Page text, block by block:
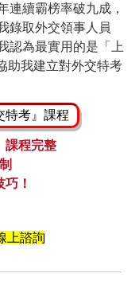
連續霸榜率破九成，
錄取外交領事人員
認為最實用的是「上
助我建立對外交特考
特考』課程
課程完整
！
上諮詢